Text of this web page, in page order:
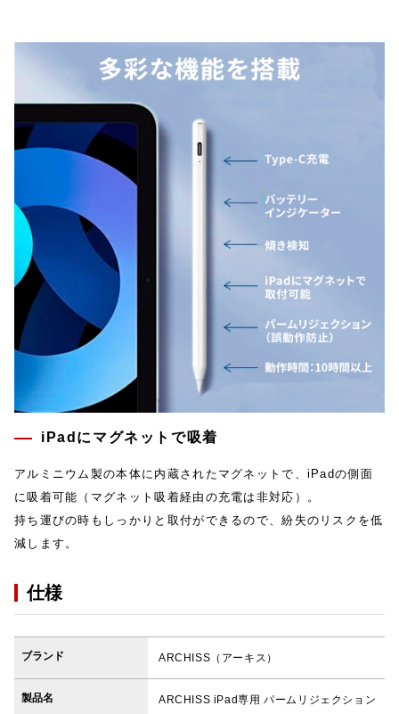
iPadにマグネットで吸着
アルミニウム製の本体に内蔵されたマグネットで、iPadの側面
に吸着可能（マグネット吸着経由の充電は非対応）。
持ち運びの時もしっかりと取付ができるので、紛失のリスクを低
減します。
仕様
ブランド ARCHISS（アーキス）
製品名
ARCHISS iPad専用 パームリジェクション